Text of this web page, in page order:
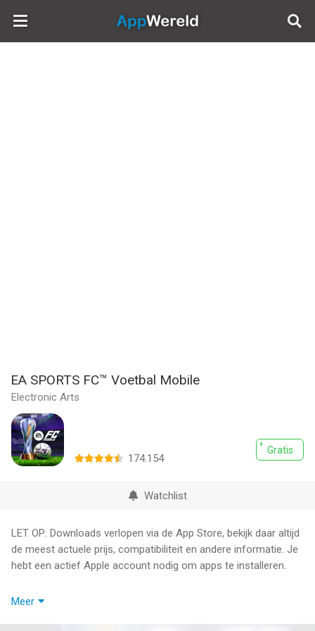
AppWereld
EA SPORTS FC™ Voetbal Mobile
Electronic Arts
Gratis
174.154
Watchlist
LET OP: Downloads verlopen via de App Store, bekijk daar altijd
de meest actuele prijs, compatibiliteit en andere informatie. Je
hebt een actief Apple account nodig om apps te installeren.
Dit spel bevat optionele in-game aankopen van virtuele valuta
Meer